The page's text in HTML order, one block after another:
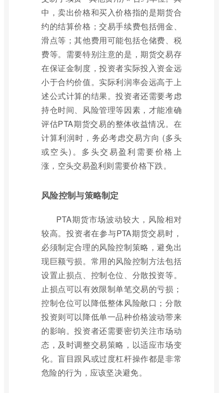
中，卖出价格和买入价格指的是期货合
约的结算价格；交易手续费包括佣金、
滑点等；其他费用可能包括仓储费、税
费等。需要特别注意的是，期货交易存
在保证金制度，投资者实际投入资金远
小于合约价值。实际利润率会远高于上
述公式计算的结果。投资者还需要考虑
持仓时间、风险管理等因素，才能准确
评估PTA期货交易的整体收益情况。在
计算利润时，务必考虑交易方向 (多头
或空头)。多头交易盈利需要价格上
涨，空头交易盈利则需要价格下跌。
风险控制与策略制定
PTA期货市场波动较大，风险相对
较高。投资者在参与PTA期货交易时，
必须制定合理的风险控制策略，避免出
现巨额亏损。常用的风险控制方法包括
设置止损点、控制仓位、分散投资等。
止损点可以有效限制单笔交易的亏损；
控制仓位可以降低整体风险敞口；分散
投资则可以降低单一品种价格波动带来
的影响。投资者还需要密切关注市场动
态，及时调整交易策略，以适应市场变
化。盲目跟风或过度杠杆操作都是非常
危险的行为，应该坚决避免。